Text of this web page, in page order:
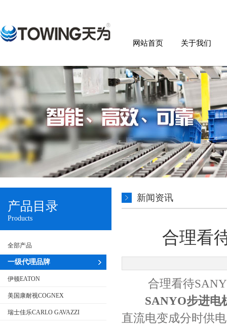
网站首页 关于我们
产品目录
Products
全部产品
一级代理品牌
伊顿EATON
美国康耐视COGNEX
瑞士佳乐CARLO GAVAZZI
新闻资讯
合理看
合理看待
SANYO步进电
直流电变成分时供